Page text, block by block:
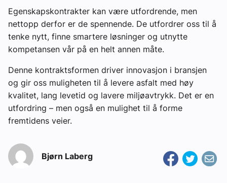
Egenskapskontrakter kan være utfordrende, men
nettopp derfor er de spennende. De utfordrer oss til å
tenke nytt, finne smartere løsninger og utnytte
kompetansen vår på en helt annen måte.
Denne kontraktsformen driver innovasjon i bransjen
og gir oss muligheten til å levere asfalt med høy
kvalitet, lang levetid og lavere miljøavtrykk. Det er en
utfordring – men også en mulighet til å forme
fremtidens veier.
Bjørn Laberg